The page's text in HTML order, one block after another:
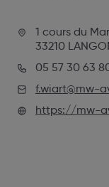
1 cours du
33210
05 57 30 63
f.wiart@mw-
https://mw-